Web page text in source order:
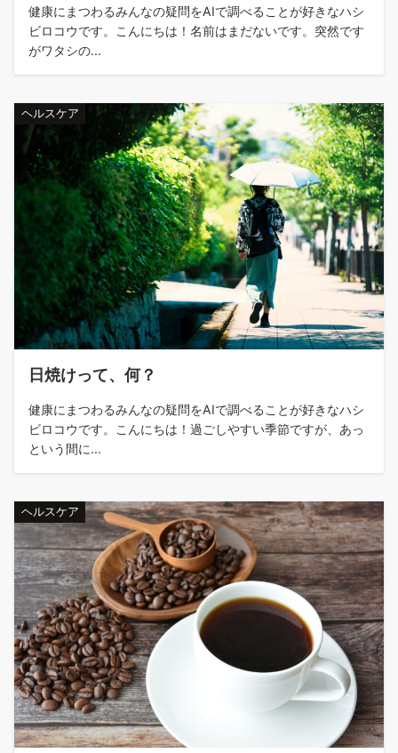
健康にまつわるみんなの疑問をAIで調べることが好きなハシ
ビロコウです。こんにちは！名前はまだないです。突然です
がワタシの...
ヘルスケア
日焼けって、何？
健康にまつわるみんなの疑問をAIで調べることが好きなハシ
ビロコウです。こんにちは！過ごしやすい季節ですが、あっ
という間に...
ヘルスケア